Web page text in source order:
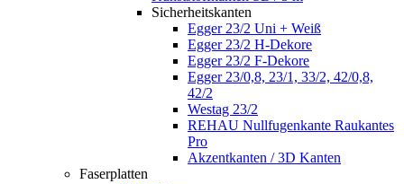
Sicherheitskanten
Egger 23/2 Uni + Weiß
Egger 23/2 H-Dekore
Egger 23/2 F-Dekore
Egger 23/0,8, 23/1, 33/2, 42/0,8,
42/2
Westag 23/2
REHAU Nullfugenkante Raukantes
Pro
Akzentkanten / 3D Kanten
Faserplatten